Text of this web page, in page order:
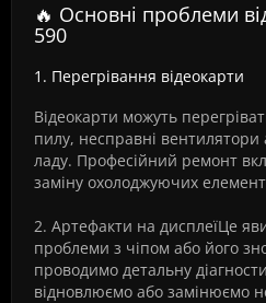
🔥 Основні проблеми
590
1. Перегрівання відеокарти
Відеокарти можуть
пилу, несправні
ладу. Професійний ремонт
заміну охолоджуючих
2. Артефакти на дисплеїЦе
проблеми з чіпом або його
проводимо детальну
відновлюємо або замінюємо